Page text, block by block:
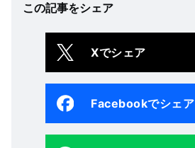
この記事をシェア
Xでシェア
Facebookでシェア